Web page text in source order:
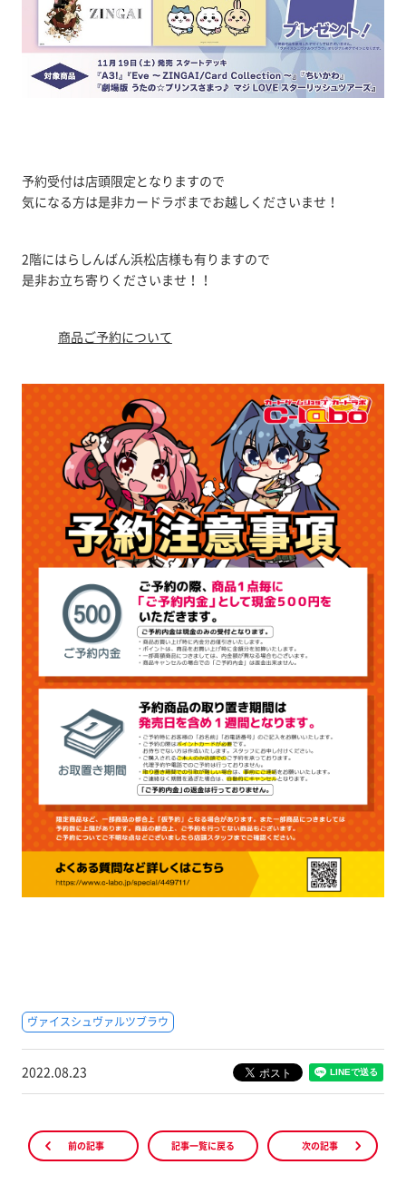
予約受付は店頭限定となりますので
気になる方は是非カードラボまでお越しくださいませ！
2階にはらしんばん浜松店様も有りますので
是非お立ち寄りくださいませ！！
商品ご予約について
ヴァイスシュヴァルツブラウ
2022.08.23
前の記事 記事一覧に戻る 次の記事